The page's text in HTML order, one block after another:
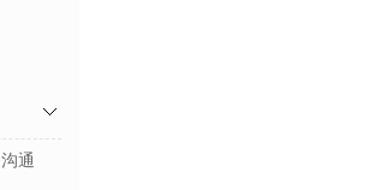
通